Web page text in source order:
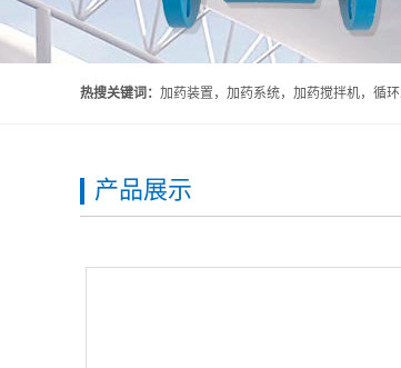
热搜关键词： 加药装置，加药系统，加药搅拌机，循
产品展示